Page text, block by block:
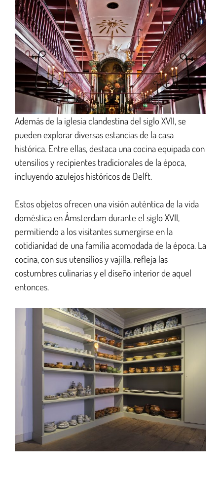
Además de la iglesia clandestina del siglo XVII, se
pueden explorar diversas estancias de la casa
histórica. Entre ellas, destaca una cocina equipada con
utensilios y recipientes tradicionales de la época,
incluyendo azulejos históricos de Delft.
Estos objetos ofrecen una visión auténtica de la vida
doméstica en Ámsterdam durante el siglo XVII,
permitiendo a los visitantes sumergirse en la
cotidianidad de una familia acomodada de la época. La
cocina, con sus utensilios y vajilla, refleja las
costumbres culinarias y el diseño interior de aquel
entonces.